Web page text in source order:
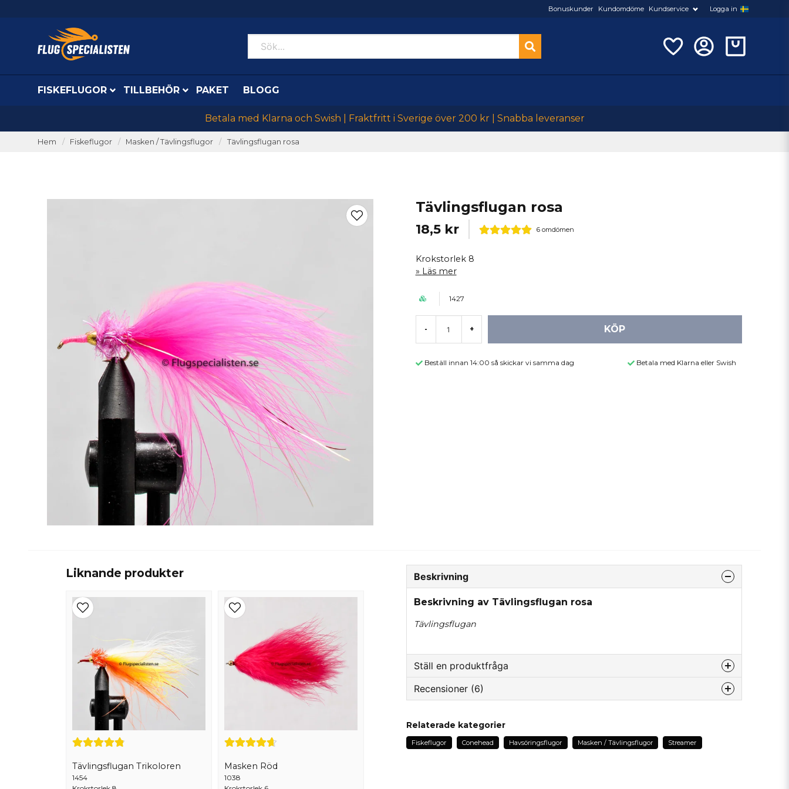
Bonuskunder Kundomdöme Kundservice Logga in
FISKEFLUGOR TILLBEHÖR PAKET BLOGG
Betala med Klarna och Swish | Fraktfritt i Sverige över 200 kr | Snabba leveranser
Hem Fiskeflugor Masken / Tävlingsflugor Tävlingsflugan rosa
Tävlingsflugan rosa
18,5 kr 6 omdömen
Krokstorlek 8
Läs mer
1427
- + KÖP
Beställ innan 14:00 så skickar vi samma dag Betala med Klarna eller Swish
Liknande produkter
Tävlingsflugan Trikoloren
1454
Masken Röd
1038
Beskrivning
Beskrivning av Tävlingsflugan rosa
Tävlingsflugan
Ställ en produktfråga
question
Recensioner (6)
Peter
Relaterade kategorier
Fiskeflugor Conehead Havsöringsflugor Masken / Tävlingsflugor Streamer